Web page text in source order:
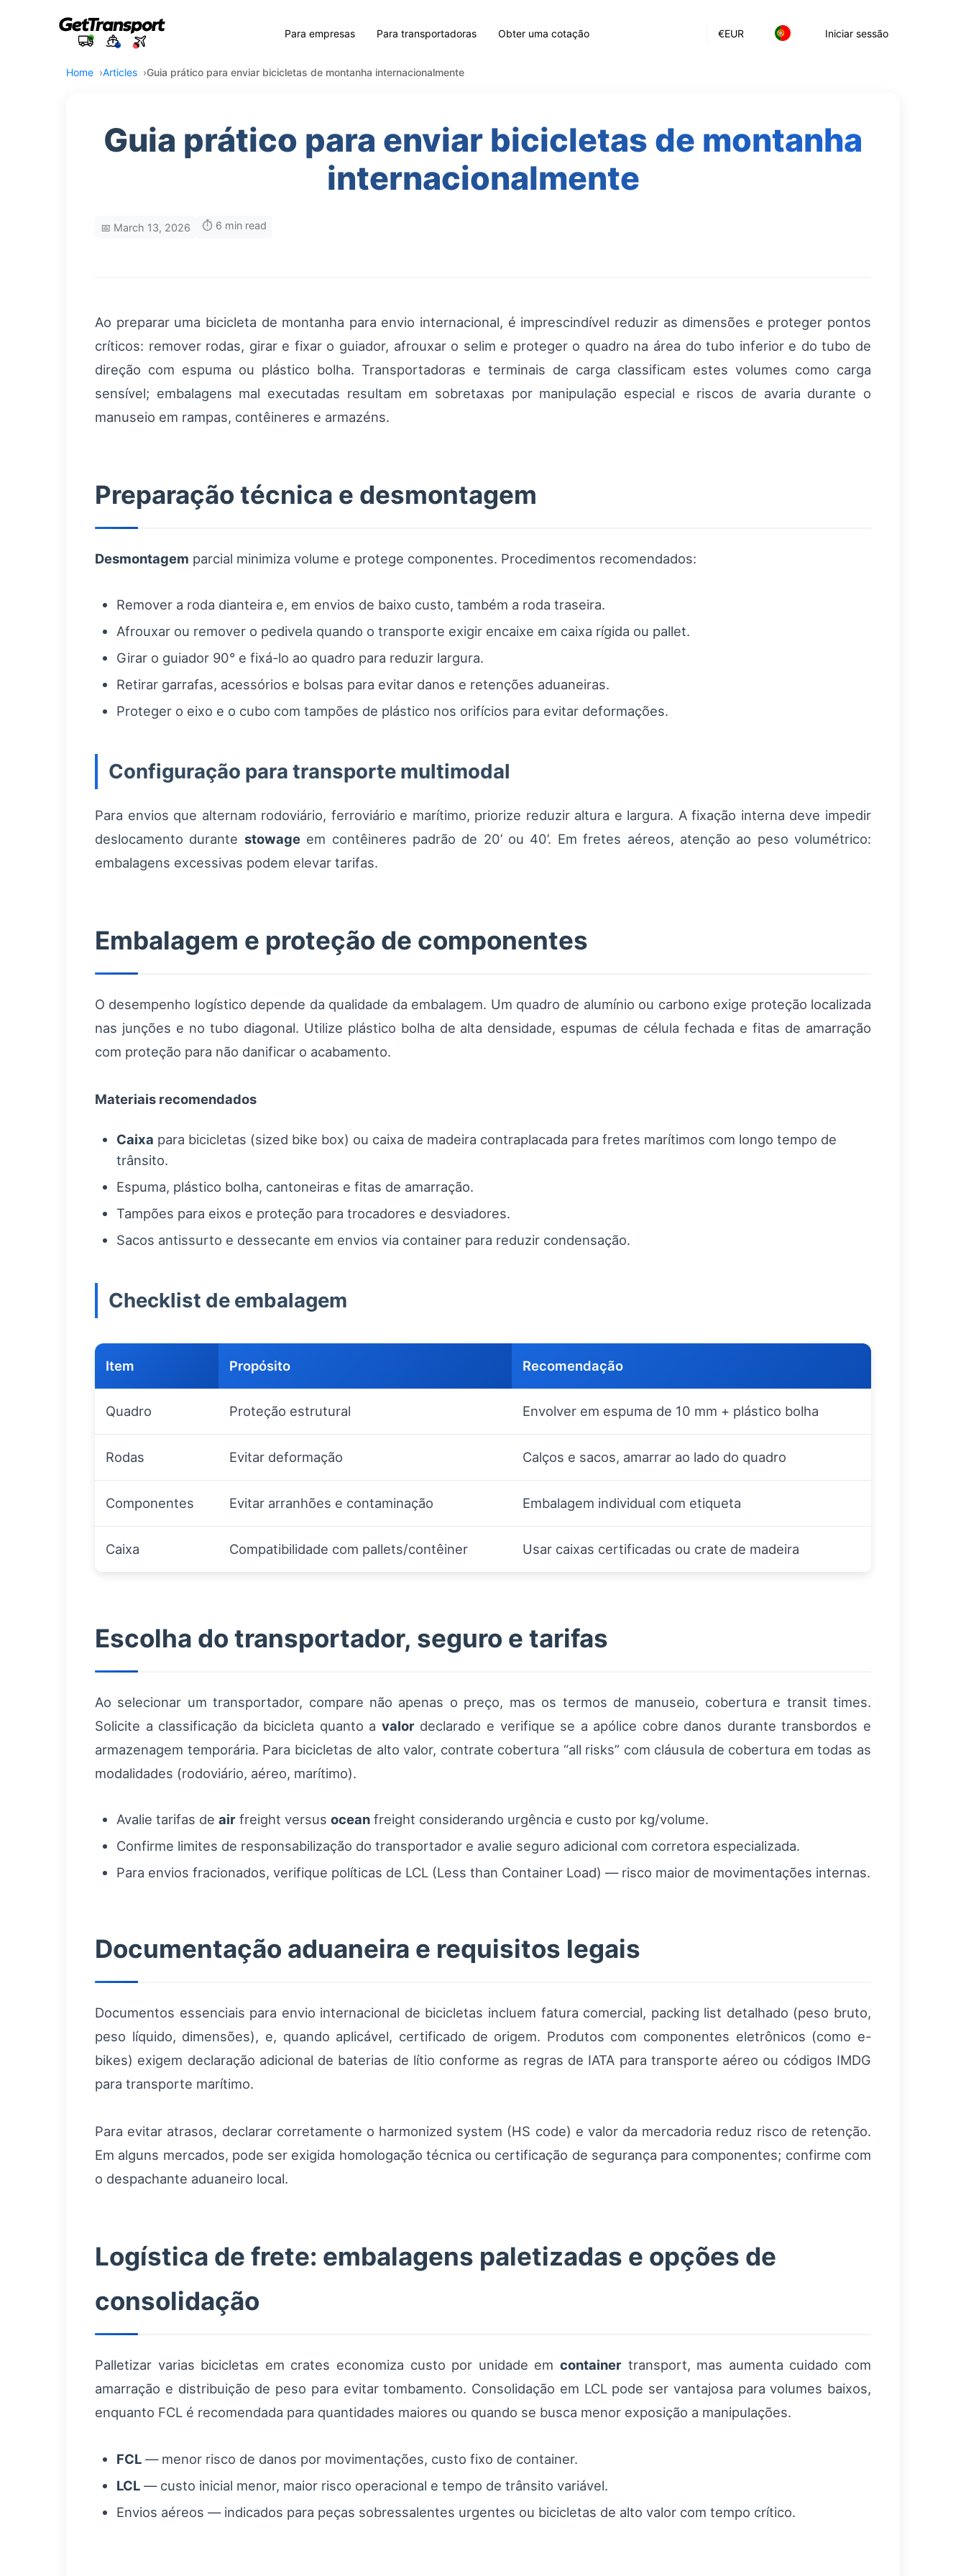
€EUR Iniciar sessão
Para empresas Para transportadoras Obter uma cotação
Home Articles Guia prático para enviar bicicletas de montanha internacionalmente
Guia prático para enviar bicicletas de montanha
internacionalmente
📅 March 13, 2026 ⏱️ 6 min read
Ao preparar uma bicicleta de montanha para envio internacional, é imprescindível reduzir as dimensões e proteger pontos
críticos: remover rodas, girar e fixar o guiador, afrouxar o selim e proteger o quadro na área do tubo inferior e do tubo de
direção com espuma ou plástico bolha. Transportadoras e terminais de carga classificam estes volumes como carga
sensível; embalagens mal executadas resultam em sobretaxas por manipulação especial e riscos de avaria durante o
manuseio em rampas, contêineres e armazéns.
Preparação técnica e desmontagem
Desmontagem parcial minimiza volume e protege componentes. Procedimentos recomendados:
Remover a roda dianteira e, em envios de baixo custo, também a roda traseira.
Afrouxar ou remover o pedivela quando o transporte exigir encaixe em caixa rígida ou pallet.
Girar o guiador 90° e fixá-lo ao quadro para reduzir largura.
Retirar garrafas, acessórios e bolsas para evitar danos e retenções aduaneiras.
Proteger o eixo e o cubo com tampões de plástico nos orifícios para evitar deformações.
Configuração para transporte multimodal
Para envios que alternam rodoviário, ferroviário e marítimo, priorize reduzir altura e largura. A fixação interna deve impedir
deslocamento durante stowageem contêineres padrão de 20’ ou 40’. Em fretes aéreos, atenção ao peso volumétrico:
embalagens excessivas podem elevar tarifas.
Embalagem e proteção de componentes
O desempenho logístico depende da qualidade da embalagem. Um quadro de alumínio ou carbono exige proteção localizada
nas junções e no tubo diagonal. Utilize plástico bolha de alta densidade, espumas de célula fechada e fitas de amarração
com proteção para não danificar o acabamento.
Materiais recomendados
Caixa para bicicletas (sized bike box) ou caixa de madeira contraplacada para fretes marítimos com longo tempo de
trânsito.
Espuma, plástico bolha, cantoneiras e fitas de amarração.
Tampões para eixos e proteção para trocadores e desviadores.
Sacos antissurto e dessecante em envios via container para reduzir condensação.
Checklist de embalagem
Item Propósito Recomendação
Quadro Proteção estrutural Envolver em espuma de 10 mm + plástico bolha
Rodas Evitar deformação Calços e sacos, amarrar ao lado do quadro
Componentes Evitar arranhões e contaminação Embalagem individual com etiqueta
Caixa Compatibilidade com pallets/contêiner Usar caixas certificadas ou crate de madeira
Escolha do transportador, seguro e tarifas
Ao selecionar um transportador, compare não apenas o preço, mas os termos de manuseio, cobertura e transit times.
Solicite a classificação da bicicleta quanto a valordeclarado e verifique se a apólice cobre danos durante transbordos e
armazenagem temporária. Para bicicletas de alto valor, contrate cobertura “all risks” com cláusula de cobertura em todas as
modalidades (rodoviário, aéreo, marítimo).
Avalie tarifas de air freight versus ocean freight considerando urgência e custo por kg/volume.
Confirme limites de responsabilização do transportador e avalie seguro adicional com corretora especializada.
Para envios fracionados, verifique políticas de LCL (Less than Container Load) — risco maior de movimentações internas.
Documentação aduaneira e requisitos legais
Documentos essenciais para envio internacional de bicicletas incluem fatura comercial, packing list detalhado (peso bruto,
peso líquido, dimensões), e, quando aplicável, certificado de origem. Produtos com componentes eletrônicos (como e-
bikes) exigem declaração adicional de baterias de lítio conforme as regras de IATA para transporte aéreo ou códigos IMDG
para transporte marítimo.
Para evitar atrasos, declarar corretamente o harmonized system (HS code) e valor da mercadoria reduz risco de retenção.
Em alguns mercados, pode ser exigida homologação técnica ou certificação de segurança para componentes; confirme com
o despachante aduaneiro local.
Logística de frete: embalagens paletizadas e opções de
consolidação
Palletizar varias bicicletas em crates economiza custo por unidade em container transport, mas aumenta cuidado com
amarração e distribuição de peso para evitar tombamento. Consolidação em LCL pode ser vantajosa para volumes baixos,
enquanto FCL é recomendada para quantidades maiores ou quando se busca menor exposição a manipulações.
FCL — menor risco de danos por movimentações, custo fixo de container.
LCL — custo inicial menor, maior risco operacional e tempo de trânsito variável.
Envios aéreos — indicados para peças sobressalentes urgentes ou bicicletas de alto valor com tempo crítico.